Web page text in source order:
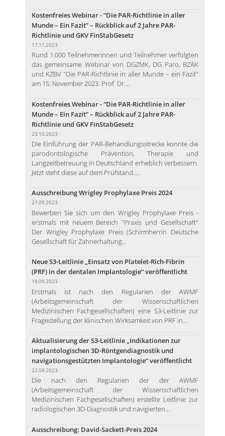
Kostenfreies Webinar - “Die PAR-Richtlinie in aller
Munde – Ein Fazit” – Rückblick auf 2 Jahre PAR-
Richtlinie und GKV FinStabGesetz
17.11.2023
Rund 1.000 Teilnehmerinnen und Teilnehmer verfolgten
das gemeinsame Webinar von DGZMK, DG Paro, BZÄK
und KZBV "Die PAR-Richtlinie in aller Munde – ein Fazit"
am 15. November 2023. Prof. Dr....
Kostenfreies Webinar - “Die PAR-Richtlinie in aller
Munde – Ein Fazit” – Rückblick auf 2 Jahre PAR-
Richtlinie und GKV FinStabGesetz
23.10.2023
Die Einführung der PAR-Behandlungsstrecke konnte die
parodontologische Prävention, Therapie und
Langzeitbetreuung in Deutschland erheblich verbessern.
Jetzt steht diese auf dem Prüfstand....
Ausschreibung Wrigley Prophylaxe Preis 2024
27.09.2023
Bewerben Sie sich um den Wrigley Prophylaxe Preis -
erstmals mit neuem Bereich "Praxis und Gesellschaft"
Der Wrigley Prophylaxe Preis (Schirmherrin Deutsche
Gesellschaft für Zahnerhaltung...
Neue S3-Leitlinie „Einsatz von Platelet-Rich-Fibrin
(PRF) in der dentalen Implantologie“ veröffentlicht
18.09.2023
Erstmals ist nach den Regularien der AWMF
(Arbeitsgemeinschaft der Wissenschaftlichen
Medizinischen Fachgesellschaften) eine S3-Leitlinie zur
Fragestellung der klinischen Wirksamkeit von PRF in...
Aktualisierung der S3-Leitlinie „Indikationen zur
implantologischen 3D-Röntgendiagnostik und
navigationsgestützten Implantologie“ veröffentlicht
22.08.2023
Die nach den Regularien der der AWMF
(Arbeitsgemeinschaft der Wissenschaftlichen
Medizinischen Fachgesellschaften) erstellte Leitlinie zur
radiologischen 3D-Diagnostik und navigierten...
Ausschreibung: David-Sackett-Preis 2024